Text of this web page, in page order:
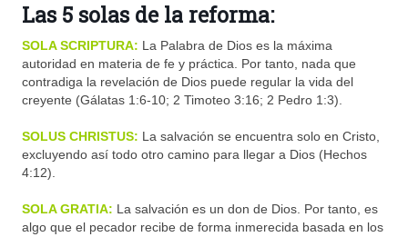
Las 5 solas de la reforma:
SOLA SCRIPTURA: La Palabra de Dios es la máxima
autoridad en materia de fe y práctica. Por tanto, nada que
contradiga la revelación de Dios puede regular la vida del
creyente (Gálatas 1:6-10; 2 Timoteo 3:16; 2 Pedro 1:3).
SOLUS CHRISTUS: La salvación se encuentra solo en Cristo,
excluyendo así todo otro camino para llegar a Dios (Hechos
4:12).
SOLA GRATIA: La salvación es un don de Dios. Por tanto, es
algo que el pecador recibe de forma inmerecida basada en los